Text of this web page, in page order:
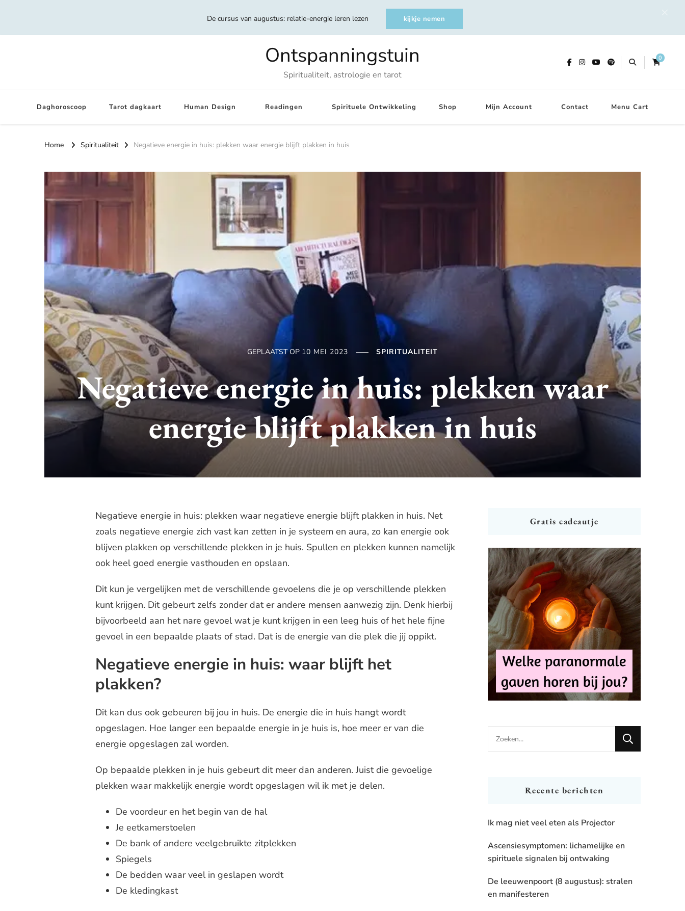
De cursus van augustus: relatie-energie leren lezen kijkje nemen
Ontspanningstuin
Spiritualiteit, astrologie en tarot
0
Daghoroscoop Tarot dagkaart Human Design Readingen Spirituele Ontwikkeling Shop Mijn Account Contact Menu Cart
Home Spiritualiteit Negatieve energie in huis: plekken waar energie blijft plakken in huis
GEPLAATST OP 10 MEI 2023 SPIRITUALITEIT
Negatieve energie in huis: plekken waar
energie blijft plakken in huis
Negatieve energie in huis: plekken waar negatieve energie blijft plakken in huis. Net
zoals negatieve energie zich vast kan zetten in je systeem en aura, zo kan energie ook
blijven plakken op verschillende plekken in je huis. Spullen en plekken kunnen namelijk
ook heel goed energie vasthouden en opslaan.
Dit kun je vergelijken met de verschillende gevoelens die je op verschillende plekken
kunt krijgen. Dit gebeurt zelfs zonder dat er andere mensen aanwezig zijn. Denk hierbij
bijvoorbeeld aan het nare gevoel wat je kunt krijgen in een leeg huis of het hele fijne
gevoel in een bepaalde plaats of stad. Dat is de energie van die plek die jij oppikt.
Negatieve energie in huis: waar blijft het
plakken?
Dit kan dus ook gebeuren bij jou in huis. De energie die in huis hangt wordt
opgeslagen. Hoe langer een bepaalde energie in je huis is, hoe meer er van die
energie opgeslagen zal worden.
Op bepaalde plekken in je huis gebeurt dit meer dan anderen. Juist die gevoelige
plekken waar makkelijk energie wordt opgeslagen wil ik met je delen.
De voordeur en het begin van de hal
Je eetkamerstoelen
De bank of andere veelgebruikte zitplekken
Spiegels
De bedden waar veel in geslapen wordt
De kledingkast
Gratis cadeautje
Looking
for
Recente berichten
Ik mag niet veel eten als Projector
Ascensiesymptomen: lichamelijke en
spirituele signalen bij ontwaking
De leeuwenpoort (8 augustus): stralen
en manifesteren